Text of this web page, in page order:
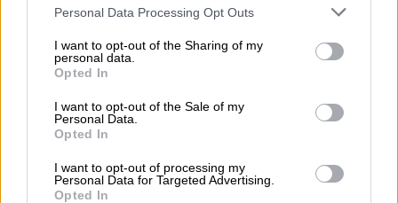
Please note that this website/app uses one or more Google
not limited to your visit or usage behaviour. You may click to
grant or deny consent to Google and its third-party tags to
use your data for below specified purposes in below Google
consent section.
Personal Data Processing Opt Outs
I want to opt-out of the Sharing of my
personal data.
Opted In
I want to opt-out of the Sale of my
Personal Data.
Opted In
I want to opt-out of processing my
Personal Data for Targeted Advertising.
Opted In
Σάλος με δημοσίευμα της WSJ για «τα
ναρκωτικά που παίρνει ο Μασκ» - Τι
απαντά ο πλουσιότερος άνθρωπος
Ο Μασκ κατηγορείται σε άρθρο πως κάνει
χρήση ουσιών όπως LSD, κοκαΐνη, έκσταση,
κεταμίνη και έχει ανησυχήσει στελέχη των
εταιρειών του